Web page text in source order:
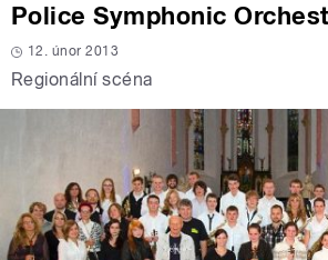
Police Symphonic
12. únor 2013
Regionální scéna